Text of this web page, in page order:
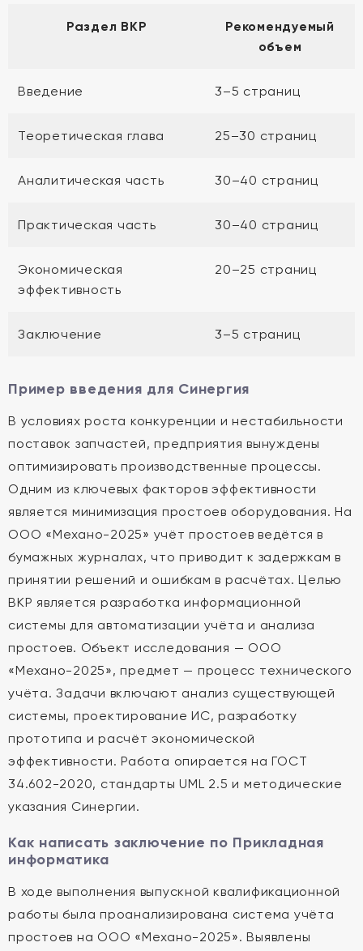
Раздел ВКР
Рекомендуемый
объем
Введение 3–5 страниц
Теоретическая глава 25–30 страниц
Аналитическая часть 30–40 страниц
Практическая часть 30–40 страниц
Экономическая
эффективность
20–25 страниц
Заключение 3–5 страниц
Пример введения для Синергия
В условиях роста конкуренции и нестабильности
поставок запчастей, предприятия вынуждены
оптимизировать производственные процессы.
Одним из ключевых факторов эффективности
является минимизация простоев оборудования. На
ООО «Механо-2025» учёт простоев ведётся в
бумажных журналах, что приводит к задержкам в
принятии решений и ошибкам в расчётах. Целью
ВКР является разработка информационной
системы для автоматизации учёта и анализа
простоев. Объект исследования — ООО
«Механо-2025», предмет — процесс технического
учёта. Задачи включают анализ существующей
системы, проектирование ИС, разработку
прототипа и расчёт экономической
эффективности. Работа опирается на ГОСТ
34.602-2020, стандарты UML 2.5 и методические
указания Синергии.
Как написать заключение по Прикладная
информатика
В ходе выполнения выпускной квалификационной
работы была проанализирована система учёта
простоев на ООО «Механо-2025». Выявлены